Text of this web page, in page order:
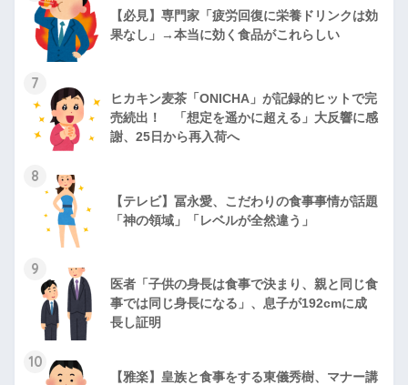
【必見】専門家「疲労回復に栄養ドリンクは効
果なし」→本当に効く食品がこれらしい
7
ヒカキン麦茶「ONICHA」が記録的ヒットで完
売続出！ 「想定を遥かに超える」大反響に感
謝、25日から再入荷へ
8
【テレビ】冨永愛、こだわりの食事事情が話題
「神の領域」「レベルが全然違う」
9
医者「子供の身長は食事で決まり、親と同じ食
事では同じ身長になる」、息子が192cmに成
長し証明
10
【雅楽】皇族と食事をする東儀秀樹、マナー講